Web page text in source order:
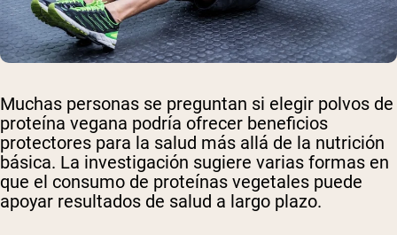
Muchas personas se preguntan si elegir polvos de
proteína vegana podría ofrecer beneficios
protectores para la salud más allá de la nutrición
básica. La investigación sugiere varias formas en
que el consumo de proteínas vegetales puede
apoyar resultados de salud a largo plazo.